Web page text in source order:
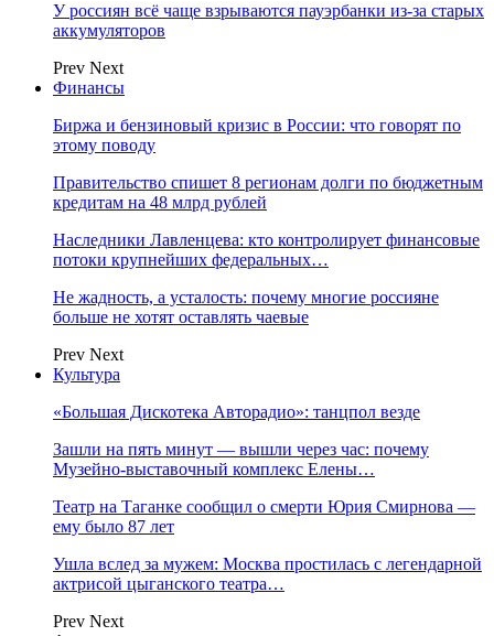
У россиян всё чаще взрываются пауэрбанки из-за старых
аккумуляторов
Prev Next
Финансы
Биржа и бензиновый кризис в России: что говорят по
этому поводу
Правительство спишет 8 регионам долги по бюджетным
кредитам на 48 млрд рублей
Наследники Лавленцева: кто контролирует финансовые
потоки крупнейших федеральных…
Не жадность, а усталость: почему многие россияне
больше не хотят оставлять чаевые
Prev Next
Культура
«Большая Дискотека Авторадио»: танцпол везде
Зашли на пять минут — вышли через час: почему
Музейно-выставочный комплекс Елены…
Театр на Таганке сообщил о смерти Юрия Смирнова —
ему было 87 лет
Ушла вслед за мужем: Москва простилась с легендарной
актрисой цыганского театра…
Prev Next